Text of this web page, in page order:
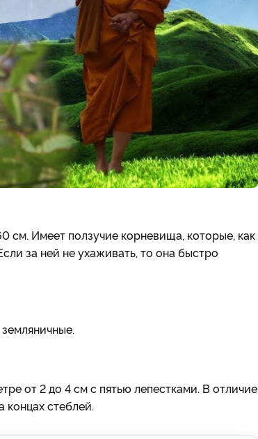
см. Имеет ползучие корневища, которые, как
за ней не ухаживать, то она быстро
от 2 до 4 см с пятью лепестками. В отличие
концах стеблей.